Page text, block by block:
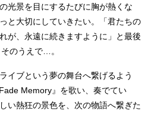
光景を目にするたびに胸が熱くな
と大切にしていきたい。「君たちの
が、永遠に続きますように」と最後
のうえで…。
イブという夢の舞台へ繋げるよう
Memory』を歌い、奏でてい
い熱狂の景色を、次の物語へ繋ぎた